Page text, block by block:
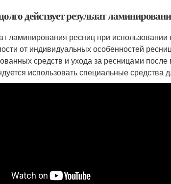
действует результат
ламинирования ресниц при
от индивидуальных особенностей
средств и ухода за ресницами
использовать специальные средства